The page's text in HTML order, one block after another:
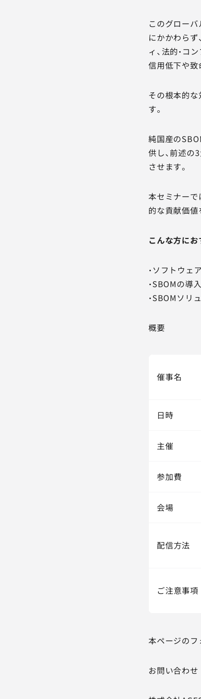
このグロー
にかかわらず
ィ、法的・コ
信用低下や致
その根本的な
す。
純国産の
供し、前述の
させます。
本セミナーで
的な貢献価値
こんな方に
・ソフトウェ
・SBOMの導
・SBOMソリ
概要
催事名
日時
主催
参加費
会場
配信方法
ご注意事項
本ページのフ
お問い合わせ